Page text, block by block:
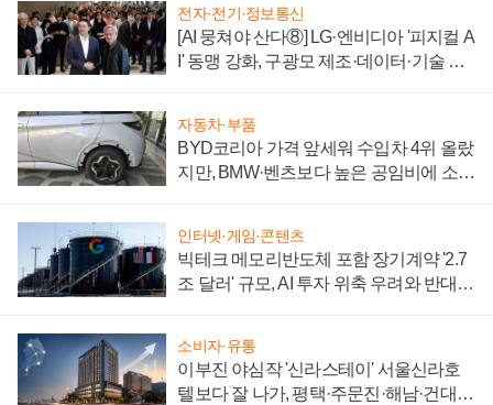
전자·전기·정보통신
[AI 뭉쳐야 산다⑧] LG·엔비디아 '피지컬 A
I' 동맹 강화, 구광모 제조·데이터·기술 결
자동차·부품
BYD코리아 가격 앞세워 수입차 4위 올랐
지만, BMW·벤츠보다 높은 공임비에 소비
인터넷·게임·콘텐츠
빅테크 메모리반도체 포함 장기계약 '2.7
조 달러' 규모, AI 투자 위축 우려와 반대
소비자·유통
이부진 야심작 '신라스테이' 서울신라호
텔보다 잘 나가, 평택·주문진·해남·건대로